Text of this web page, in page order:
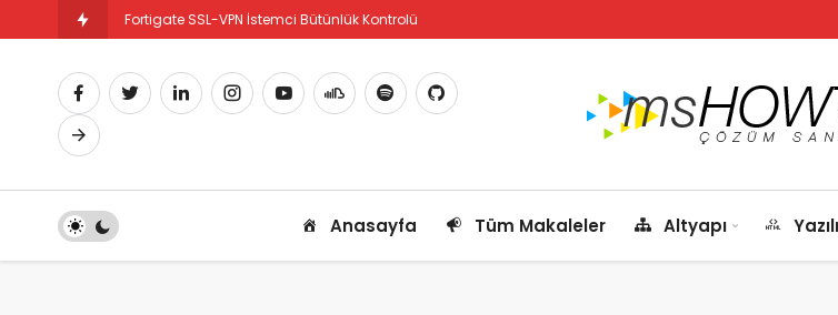
Fortigate SSL-VPN İstemci Bütünlük Kontrolü
Anasayfa Tüm Makaleler Altyapı